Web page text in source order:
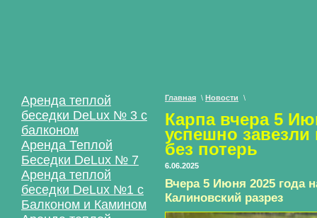
Аренда теплой
беседки DeLux № 3 с
балконом
Аренда Теплой
Беседки DeLux № 7
Аренда теплой
беседки DeLux №1 с
Балконом и Камином
Главная \ Новости \
Карпа вчера 5
успешно завезли
без потерь
6.06.2025
Вчера 5 Июня 2025 года
Калиновский разрез